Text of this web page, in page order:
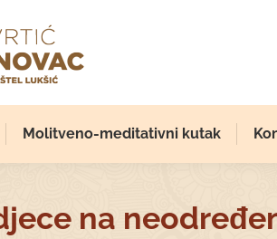
Molitveno-meditativni kutak
na